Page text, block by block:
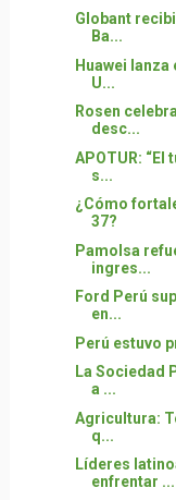
Globant
Ba...
Huawei lanza
U...
Rosen
desc...
APOTUR:
s...
¿Cómo
37?
Pamolsa
ingres...
Ford Perú
en...
Perú estuvo
La Sociedad
a ...
Agricultura:
q...
Líderes
enfrentar ...